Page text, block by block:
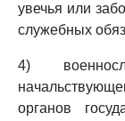
увечья или
служебных
4)
органов